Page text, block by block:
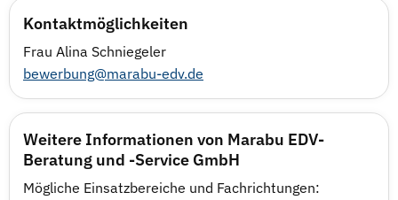
Kontaktmöglichkeiten
Frau Alina Schniegeler
bewerbung@marabu-edv.de
Weitere Informationen von Marabu EDV-
Beratung und -Service GmbH
Mögliche Einsatzbereiche und Fachrichtungen: